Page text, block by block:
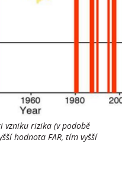
vzniku rizika (v podobě
hodnota FAR, tím vyšší